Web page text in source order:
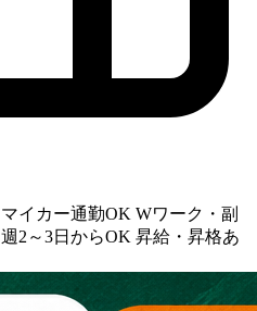
マイカー通勤OK Wワーク・副
週2～3日からOK 昇給・昇格あ